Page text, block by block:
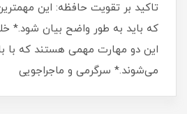
تاکید بر تقویت حافظه: این
که باید به طور واضح بیان شود.*
این دو مهارت مهمی هستند که با
می‌شوند.* سرگرمی و ماجراجویی